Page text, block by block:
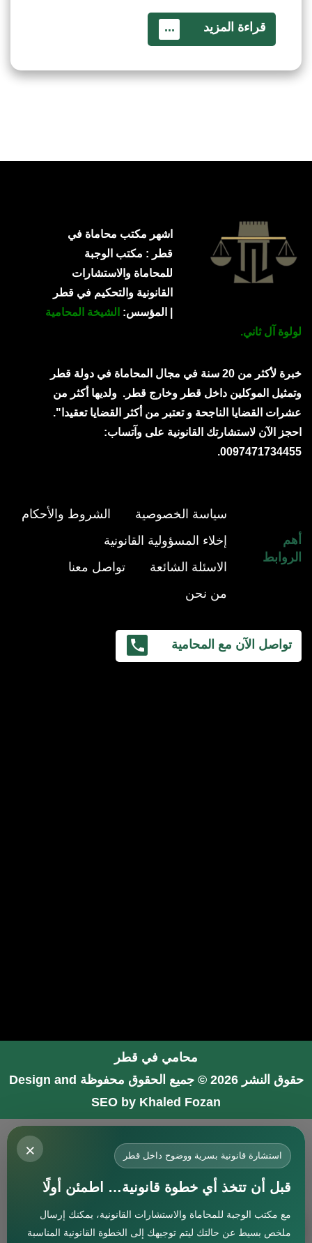
قراءة المزيد ...
اشهر مكتب محاماة في
قطر : مكتب الوجبة
للمحاماة والاستشارات
القانونية والتحكيم في قطر
| المؤسس: الشيخة المحامية
لولوة آل ثاني.
خبرة لأكثر من 20 سنة في مجال المحاماة في دولة قطر
وتمثيل الموكلين داخل قطر وخارج قطر. ولديها أكثر من
عشرات القضايا الناجحة و تعتبر من أكثر القضايا تعقيدا".
احجز الآن لاستشارتك القانونية على وآتساب:
0097471734455.
أهم
الروابط
سياسة الخصوصية
الشروط والأحكام
إخلاء المسؤولية القانونية
الاسئلة الشائعة
تواصل معنا
من نحن
تواصل الآن مع المحامية
محامي في قطر
حقوق النشر 2026 © جميع الحقوق محفوظة
Design and
SEO by Khaled Fozan
استشارة
× استشارة قانونية بسرية ووضوح داخل قطر
قبل أن تتخذ أي خطوة قانونية… اطمئن أولًا
مع مكتب الوجبة للمحاماة والاستشارات القانونية، يمكنك إرسال
ملخص بسيط عن حالتك ليتم توجيهك إلى الخطوة القانونية المناسبة
محامي في جدة
محامي في الرياض شاطر
محامي في المدينة المنورة
المحامي صنيتان السبيعي
افضل محامي في جدة